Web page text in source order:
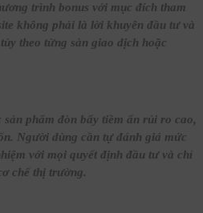
trình bonus với mục đích tham
không phải là lời khuyên đầu tư và
theo từng sàn giao dịch hoặc
phẩm đòn bẩy tiềm ẩn rủi ro cao,
Người dùng cần tự đánh giá mức
với mọi quyết định đầu tư và chỉ
chế thị trường.